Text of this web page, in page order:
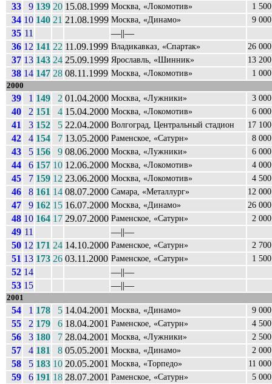
33 9 139 20 15.08.1999 Москва, «Локомотив» 1 500
34 10 140 21 21.08.1999 Москва, «Динамо» 9 000
35 11
––||––
36 12 141 22 11.09.1999 Владикавказ, «Спартак» 26 000
37 13 143 24 25.09.1999 Ярославль, «Шинник» 13 200
38 14 147 28 08.11.1999 Москва, «Локомотив» 1 000
2000
39 1 149 2 01.04.2000 Москва, «Лужники» 3 000
40 2 151 4 15.04.2000 Москва, «Локомотив» 6 000
41 3 152 5 22.04.2000 Волгоград, Центральный стадион 17 100
42 4 154 7 13.05.2000 Раменское, «Сатурн» 8 000
43 5 156 9 08.06.2000 Москва, «Лужники» 6 000
44 6 157 10 12.06.2000 Москва, «Локомотив» 4 000
45 7 159 12 23.06.2000 Москва, «Локомотив» 4 500
46 8 161 14 08.07.2000 Самара, «Металлург» 12 000
47 9 162 15 16.07.2000 Москва, «Динамо» 26 000
48 10 164 17 29.07.2000 Раменское, «Сатурн» 2 000
49 11
––||––
50 12 171 24 14.10.2000 Раменское, «Сатурн» 2 700
51 13 173 26 03.11.2000 Раменское, «Сатурн» 1 500
52 14
––||––
53 15 ––||––
2001
54 1 178 5 14.04.2001 Москва, «Динамо» 9 000
55 2 179 6 18.04.2001 Раменское, «Сатурн» 4 500
56 3 180 7 28.04.2001 Москва, «Лужники» 2 500
57 4 181 8 05.05.2001 Москва, «Динамо» 2 000
58 5 183 10 20.05.2001 Москва, «Торпедо» 11 000
59 6 191 18 28.07.2001 Раменское, «Сатурн» 5 000